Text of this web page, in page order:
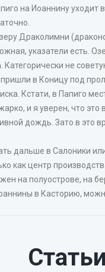
на Иоаннину
Драколимни
указатели есть.
не
в Коницу под
Кстати, в Папиго
и я уверен, что
дождь. Зато в это
дальше в Салоники
как центр
на полуострове, на
в Касторию,